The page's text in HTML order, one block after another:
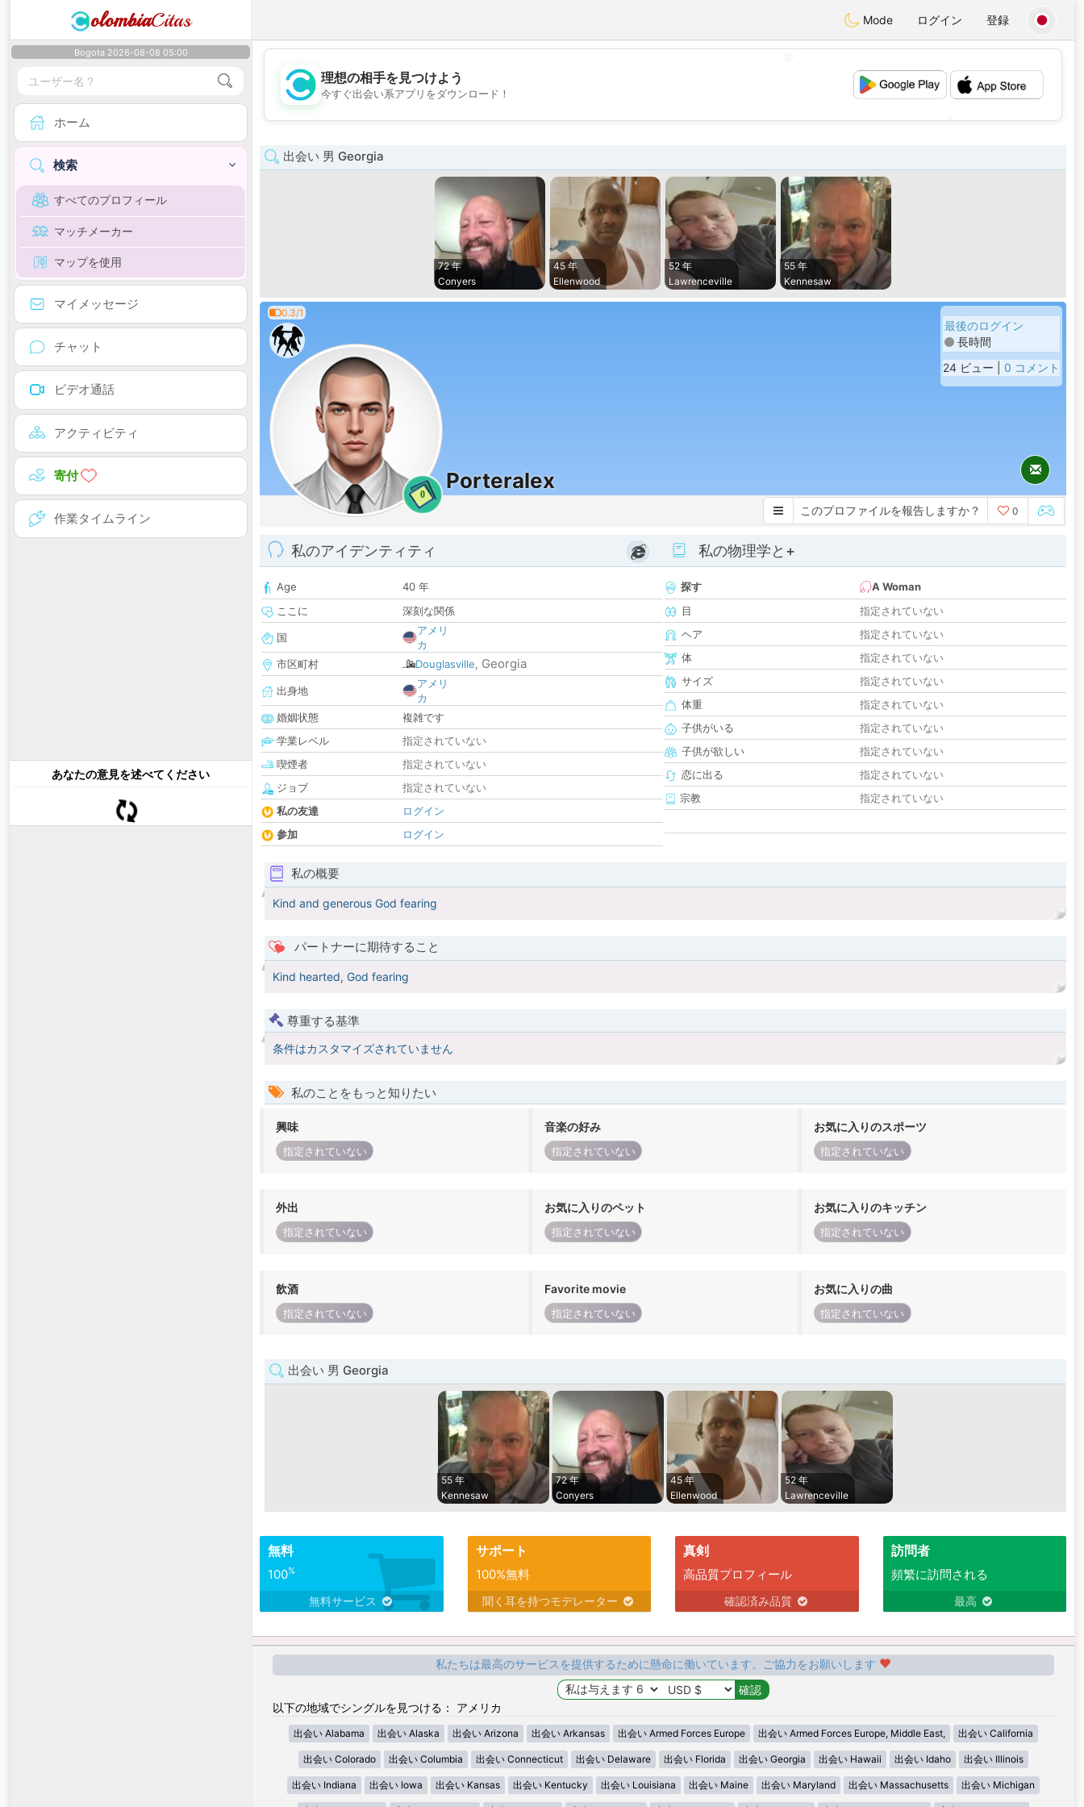
olombiaCitas Mode ログイン 登録
Bogota 2026-08-08 05:00
ホーム
検索
すべてのプロフィール
マッチメーカー
マップを使用
マイメッセージ
チャット
ビデオ通話
アクティビティ
寄付
作業タイムライン
あなたの意見を述べてください
💖
💕
理想の相手を見つけよう
今すぐ出会い系アプリをダウンロード！
出会い 男 Georgia
72 年
Conyers
45 年
Ellenwood
52 年
Lawrenceville
55 年
Kennesaw
0.3/1
0
Porteralex
最後のログイン
長時間
24 ビュー | 0 コメント
このプロファイルを報告しますか？ 0
私のアイデンティティ
Age
40 年
ここに
深刻な関係
国
アメリ
カ
市区町村
Douglasville, Georgia
出身地
アメリ
カ
婚姻状態
複雑です
学業レベル
指定されていない
喫煙者
指定されていない
ジョブ
指定されていない
私の友達
ログイン
参加
ログイン
私の物理学と+
探す
A Woman
目
指定されていない
ヘア
指定されていない
体
指定されていない
サイズ
指定されていない
体重
指定されていない
子供がいる
指定されていない
子供が欲しい
指定されていない
恋に出る
指定されていない
宗教
指定されていない
私の概要
Kind and generous God fearing
パートナーに期待すること
Kind hearted, God fearing
尊重する基準
条件はカスタマイズされていません
私のことをもっと知りたい
興味
指定されていない
音楽の好み
指定されていない
お気に入りのスポーツ
指定されていない
外出
指定されていない
お気に入りのペット
指定されていない
お気に入りのキッチン
指定されていない
飲酒
指定されていない
Favorite movie
指定されていない
お気に入りの曲
指定されていない
出会い 男 Georgia
55 年
Kennesaw
72 年
Conyers
45 年
Ellenwood
52 年
Lawrenceville
無料
100%
無料サービス
サポート
100%無料
聞く耳を持つモデレーター
真剣
高品質プロフィール
確認済み品質
訪問者
頻繁に訪問される
最高
私たちは最高のサービスを提供するために懸命に働いています。ご協力をお願いします
以下の地域でシングルを見つける： アメリカ
出会い Alabama 出会い Alaska 出会い Arizona 出会い Arkansas 出会い Armed Forces Europe 出会い Armed Forces Europe, Middle East, 出会い California
出会い Colorado 出会い Columbia 出会い Connecticut 出会い Delaware 出会い Florida 出会い Georgia 出会い Hawaii 出会い Idaho 出会い Illinois
出会い Indiana 出会い Iowa 出会い Kansas 出会い Kentucky 出会い Louisiana 出会い Maine 出会い Maryland 出会い Massachusetts 出会い Michigan